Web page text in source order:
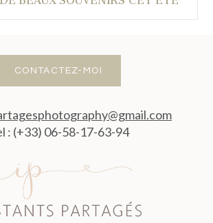
CONTACTEZ-MOI
: (+33) 06-58-17-63-94